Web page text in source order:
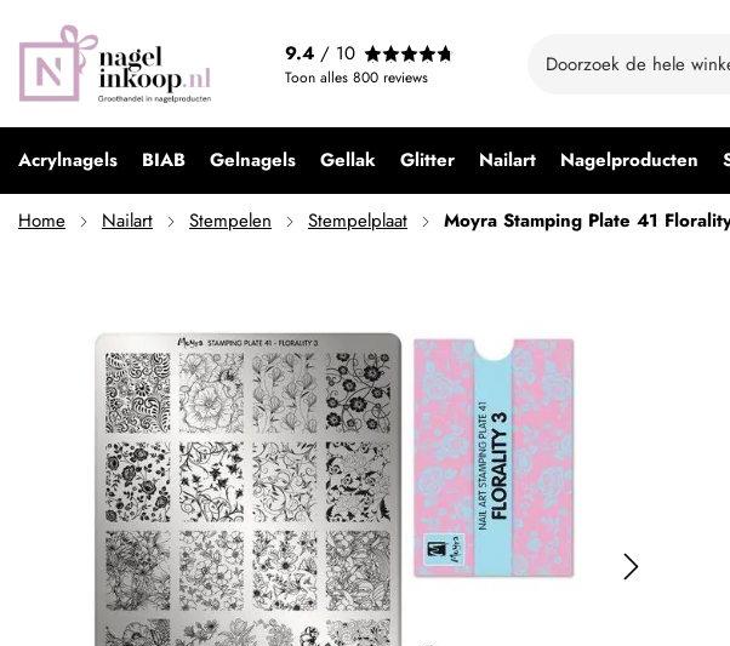
9.4 / 10
Toon alles 800 reviews
Acrylnagels BIAB Gelnagels Gellak Glitter Nailart Nagelproducten
Home Nailart Stempelen Stempelplaat Moyra Stamping Plate 41
Moyra Stamping Plate 41 Florality 3
€ 9,95